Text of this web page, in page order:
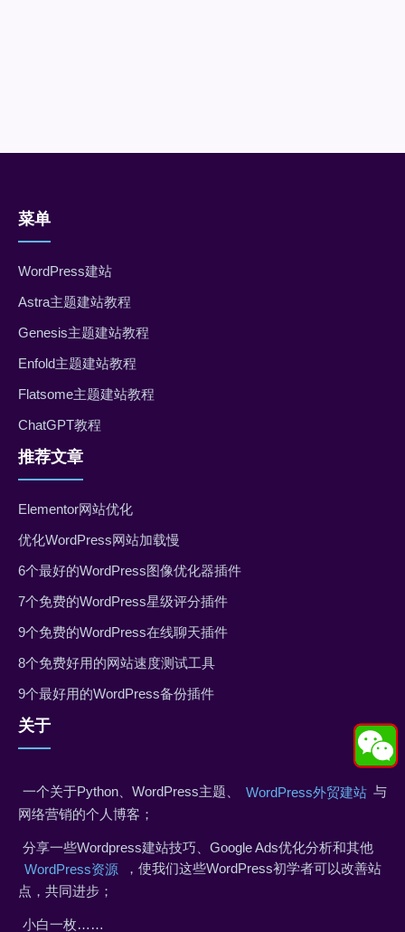
菜单
WordPress建站
Astra主题建站教程
Genesis主题建站教程
Enfold主题建站教程
Flatsome主题建站教程
ChatGPT教程
推荐文章
Elementor网站优化
优化WordPress网站加载慢
6个最好的WordPress图像优化器插件
7个免费的WordPress星级评分插件
9个免费的WordPress在线聊天插件
8个免费好用的网站速度测试工具
9个最好用的WordPress备份插件
关于
一个关于Python、WordPress主题、 WordPress外贸建站 与
网络营销的个人博客；
分享一些Wordpress建站技巧、Google Ads优化分析和其他
WordPress资源
，使我们这些WordPress初学者可以改善站
点，共同进步；
小白一枚……